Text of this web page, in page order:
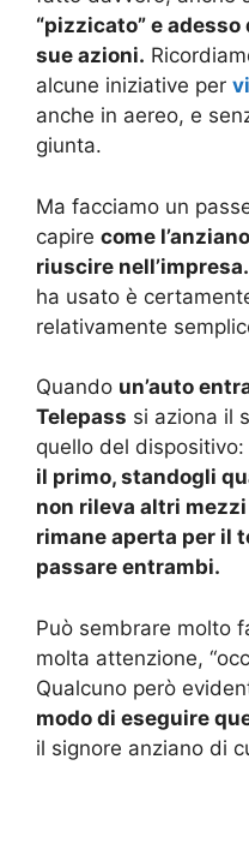
“pizzicato” e
sue azioni.
alcune iniziative per
anche in aereo, e
giunta.
Ma facciamo un
capire come
riuscire nell’impresa.
ha usato è
relativamente
Quando un’auto
Telepass si aziona il
quello del dispositivo:
il primo, standogli
non rileva altri mezzi
rimane aperta per il
passare entrambi.
Può sembrare molto
molta attenzione,
Qualcuno però
modo di eseguire
il signore anziano di